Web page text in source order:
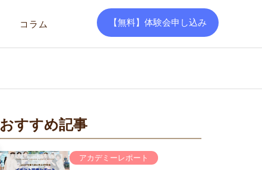
コラム 【無料】体験会申し込み
おすすめ記事
アカデミーレポート